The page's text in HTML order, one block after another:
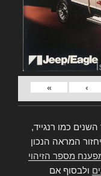
›
»
כמו רנגייד,
המראה הנכון
מספר הזיהוי
ולבסוף אם